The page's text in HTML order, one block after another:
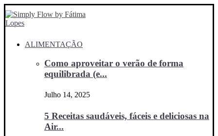
ALIMENTAÇÃO
Como aproveitar o verão de forma
equilibrada (e...
Julho 14, 2025
5 Receitas saudáveis, fáceis e deliciosas na
Air...